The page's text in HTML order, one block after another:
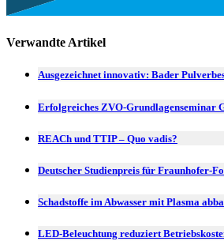
Verwandte Artikel
Ausgezeichnet innovativ: Bader
Erfolgreiches ZVO-Grundlagenseminar
REACh und TTIP – Quo vadis?
Deutscher Studienpreis für Fraunhofer-
Schadstoffe im Abwasser mit Plasma
LED-Beleuchtung reduziert